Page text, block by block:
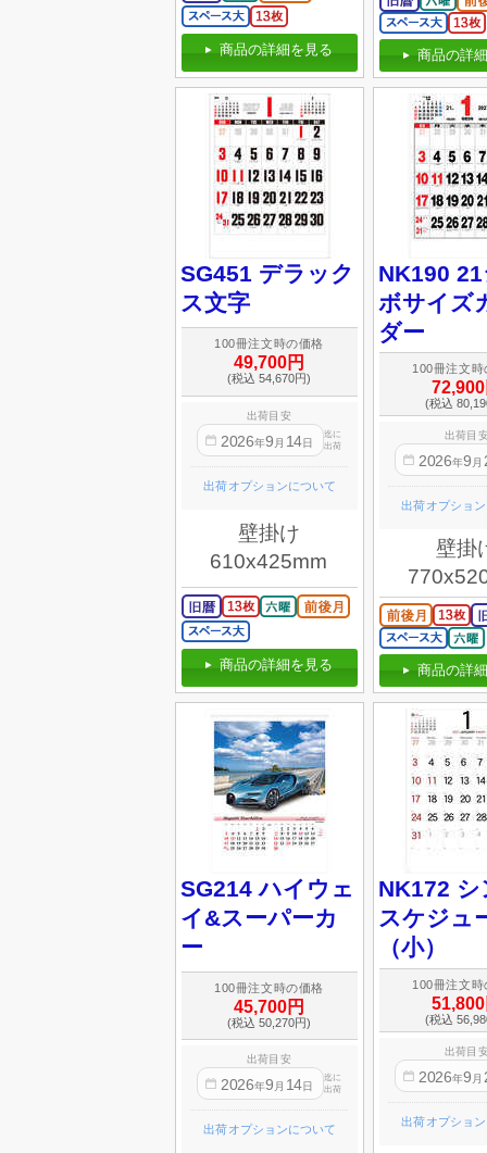
商品の詳細を見る 商品の詳
SG451 デラック
ス文字
100冊注文時の価格
49,700円
(税込 54,670円)
出荷目安
2026年9 月 14日
迄に
出荷
出荷オプションについて
壁掛け
610x425mm
商品の詳細を見る
NK190
ボサイズ
ダー
100冊注文時
(税込
出荷目
2026年9 月
出荷オプショ
壁掛
商品の詳
SG214 ハイウェ
イ&スーパーカ
ー
100冊注文時の価格
45,700円
(税込 50,270円)
出荷目安
2026年9 月 14日
迄に
出荷
出荷オプションについて
NK172
スケジュ
（小）
100冊注文時
(税込
出荷目
2026年9 月
出荷オプショ